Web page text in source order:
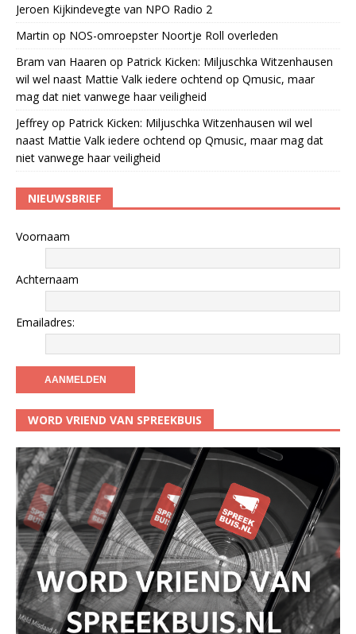
Jeroen Kijkindevegte van NPO Radio 2
Martin op NOS-omroepster Noortje Roll overleden
Bram van Haaren op Patrick Kicken: Miljuschka Witzenhausen
wil wel naast Mattie Valk iedere ochtend op Qmusic, maar
mag dat niet vanwege haar veiligheid
Jeffrey op Patrick Kicken: Miljuschka Witzenhausen wil wel
naast Mattie Valk iedere ochtend op Qmusic, maar mag dat
niet vanwege haar veiligheid
NIEUWSBRIEF
Voornaam
Achternaam
Emailadres:
WORD VRIEND VAN SPREEKBUIS